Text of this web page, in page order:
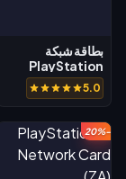
بطاقة شبكة
PlayStation
(TH)
5.0
-20%